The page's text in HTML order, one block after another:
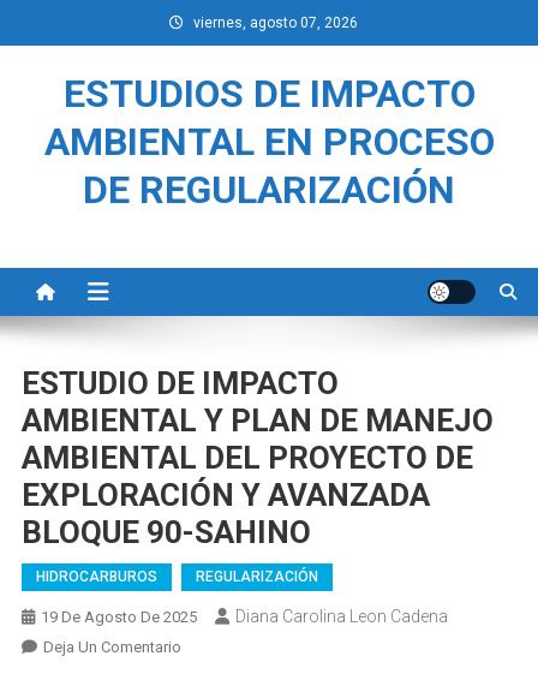
al
viernes, agosto 07, 2026
ESTUDIOS DE IMPACTO
AMBIENTAL EN PROCESO
DE REGULARIZACIÓN
ESTUDIO DE IMPACTO
AMBIENTAL Y PLAN DE MANEJO
AMBIENTAL DEL PROYECTO DE
EXPLORACIÓN Y AVANZADA
BLOQUE 90-SAHINO
HIDROCARBUROS REGULARIZACIÓN
19 De Agosto De 2025 Diana Carolina Leon Cadena
Deja Un ComentarioEn